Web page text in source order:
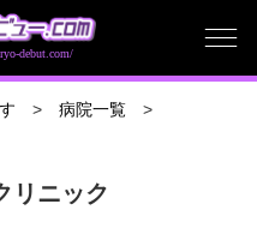
debut.com/
病院一覧
リニック